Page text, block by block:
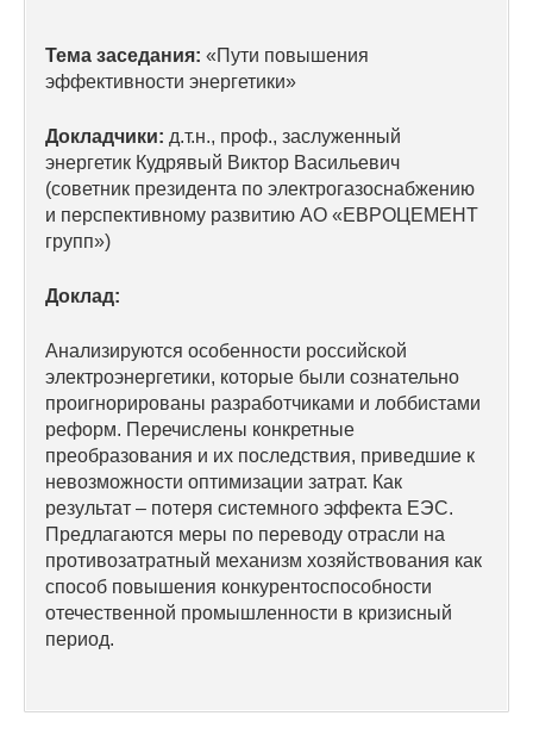
Публикации
Научная жизнь
Издания
Проблемы прогнозирования
Редакционная этика
Информация для авторов
Общие требования
Стандарты оформления
Научные труды
Тема заседания: «Пути повышения
эффективности энергетики»
Докладчики: д.т.н., проф., заслуженный
энергетик Кудрявый Виктор Васильевич
(советник президента по электрогазоснабжению
и перспективному развитию АО «ЕВРОЦЕМЕНТ
групп»)
Доклад:
Анализируются особенности российской
электроэнергетики, которые были сознательно
проигнорированы разработчиками и лоббистами
реформ. Перечислены конкретные
преобразования и их последствия, приведшие к
невозможности оптимизации затрат. Как
результат – потеря системного эффекта ЕЭС.
Предлагаются меры по переводу отрасли на
противозатратный механизм хозяйствования как
способ повышения конкурентоспособности
отечественной промышленности в кризисный
период.